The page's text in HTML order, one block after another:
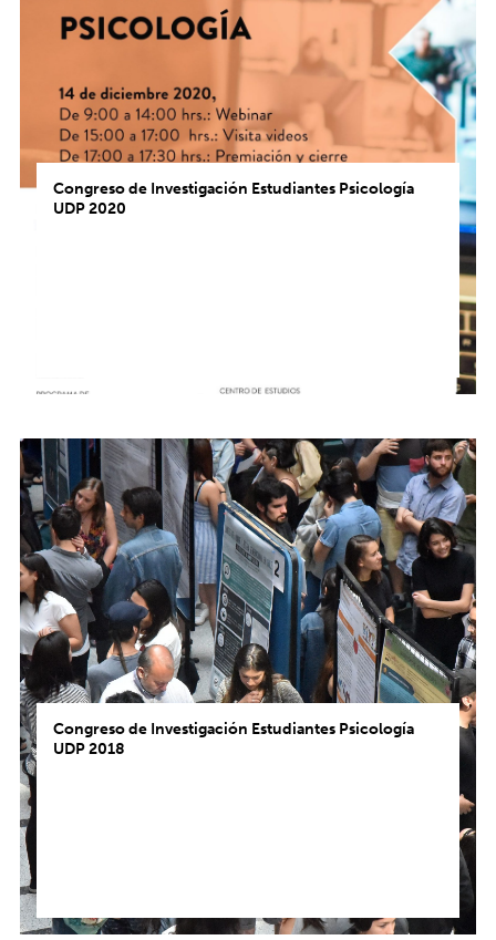
Congreso de Investigación Estudiantes Psicología
UDP 2020
Congreso de Investigación Estudiantes Psicología
UDP 2018